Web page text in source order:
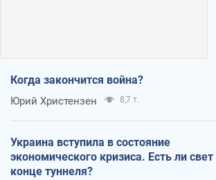
Когда закончится война?
Юрий Христензен 8,7 т.
Украина вступила в состояние
экономического кризиса. Есть ли свет
конце туннеля?